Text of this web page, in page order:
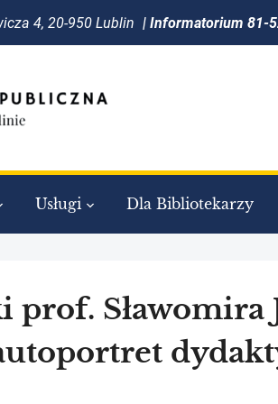
4, 20-950 Lublin | Informatorium 81-
Usługi Dla Bibliotekarzy
Sławomira